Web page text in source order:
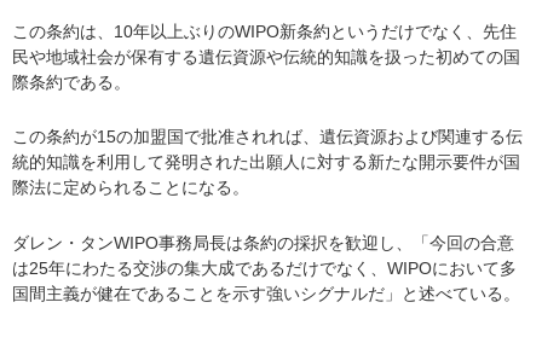
この条約は、10年以上ぶりのWIPO新条約というだけでなく、先住
民や地域社会が保有する遺伝資源や伝統的知識を扱った初めての国
際条約である。
この条約が15の加盟国で批准されれば、遺伝資源および関連する伝
統的知識を利用して発明された出願人に対する新たな開示要件が国
際法に定められることになる。
ダレン・タンWIPO事務局長は条約の採択を歓迎し、「今回の合意
は25年にわたる交渉の集大成であるだけでなく、WIPOにおいて多
国間主義が健在であることを示す強いシグナルだ」と述べている。